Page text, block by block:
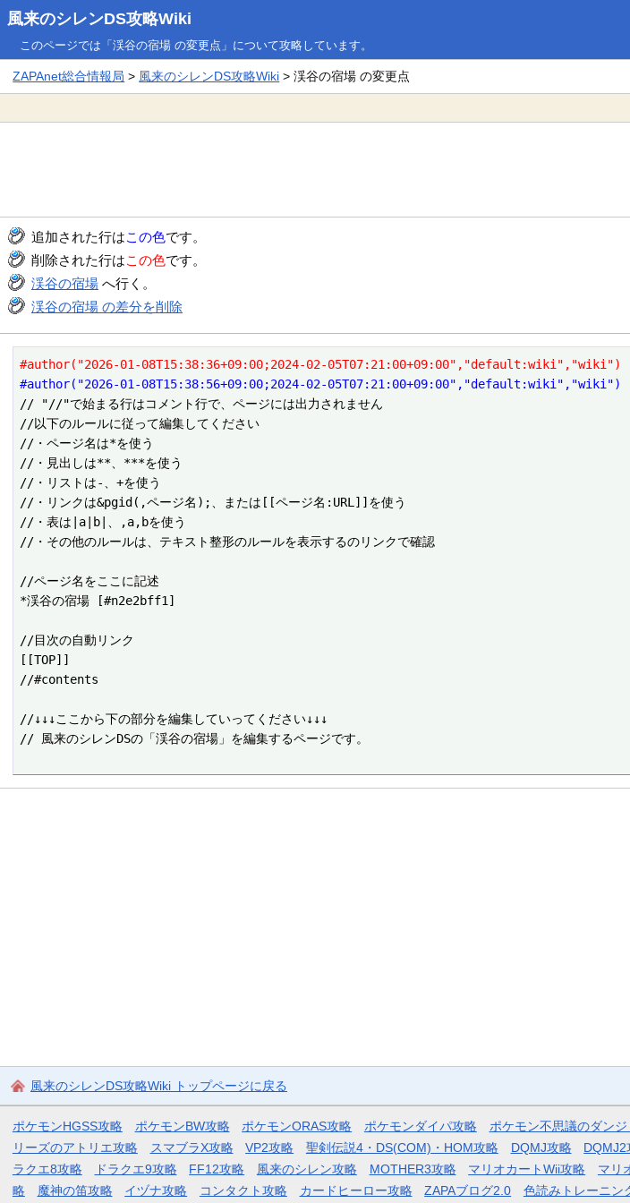
風来のシレンDS攻略Wiki
このページでは「渓谷の宿場 の変更点」について攻略しています。
ZAPAnet総合情報局 > 風来のシレンDS攻略Wiki > 渓谷の宿場 の変更点
追加された行はこの色です。
削除された行はこの色です。
渓谷の宿場 へ行く。
渓谷の宿場 の差分を削除
#author("2026-01-08T15:38:36+09:00;2024-02-05T07:21:00+09:00","default:wiki","wiki")
#author("2026-01-08T15:38:56+09:00;2024-02-05T07:21:00+09:00","default:wiki","wiki")
// "//"で始まる行はコメント行で、ページには出力されません
//以下のルールに従って編集してください
//・ページ名は*を使う
//・見出しは**、***を使う
//・リストは-、+を使う
//・リンクは&pgid(,ページ名);、または[[ページ名:URL]]を使う
//・表は|a|b|、,a,bを使う
//・その他のルールは、テキスト整形のルールを表示するのリンクで確認
//ページ名をここに記述
*渓谷の宿場 [#n2e2bff1]
//目次の自動リンク
[[TOP]]
//#contents
//↓↓↓ここから下の部分を編集していってください↓↓↓
風来のシレンDS攻略Wiki トップページに戻る
ポケモンHGSS攻略 ポケモンBW攻略 ポケモンORAS攻略 ポケモンダイパ攻略 ポケモン不思議のダン
リーズのアトリエ攻略
スマブラX攻略 VP2攻略 聖剣伝説4・DS(COM)・HOM攻略 DQMJ攻略 DQMJ2
ラクエ8攻略
ドラクエ9攻略 FF12攻略 風来のシレン攻略 MOTHER3攻略 マリオカートWii攻略 マリ
略
魔神の笛攻略 イヅナ攻略 コンタクト攻略 カードヒーロー攻略 ZAPAブログ2.0 色読みトレーニン